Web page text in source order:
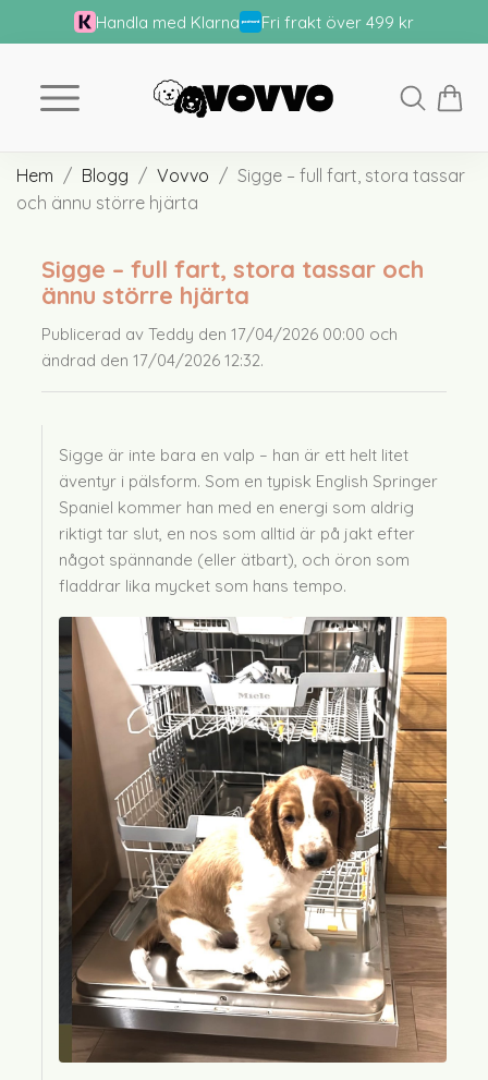
Handla med Klarna Fri frakt över 499 kr
Hem Blogg Vovvo
Sigge – full fart, stora tassar
och ännu större hjärta
Sigge – full fart, stora tassar och
ännu större hjärta
Publicerad av Teddy den 17/04/2026 00:00 och
ändrad den 17/04/2026 12:32.
Sigge är inte bara en valp – han är ett helt litet
äventyr i pälsform. Som en typisk English Springer
Spaniel kommer han med en energi som aldrig
riktigt tar slut, en nos som alltid är på jakt efter
något spännande (eller ätbart), och öron som
fladdrar lika mycket som hans tempo.